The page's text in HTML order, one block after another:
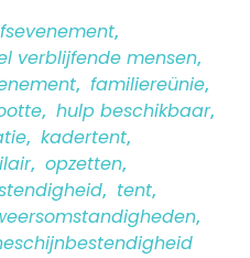
,
verblijfende mensen,
, familiereünie,
, hulp beschikbaar,
, kadertent,
, opzetten,
, tent,
,